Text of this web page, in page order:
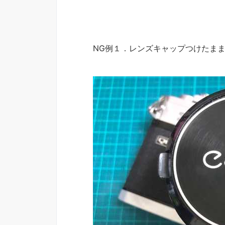
NG例１．レンズキャップつけたま